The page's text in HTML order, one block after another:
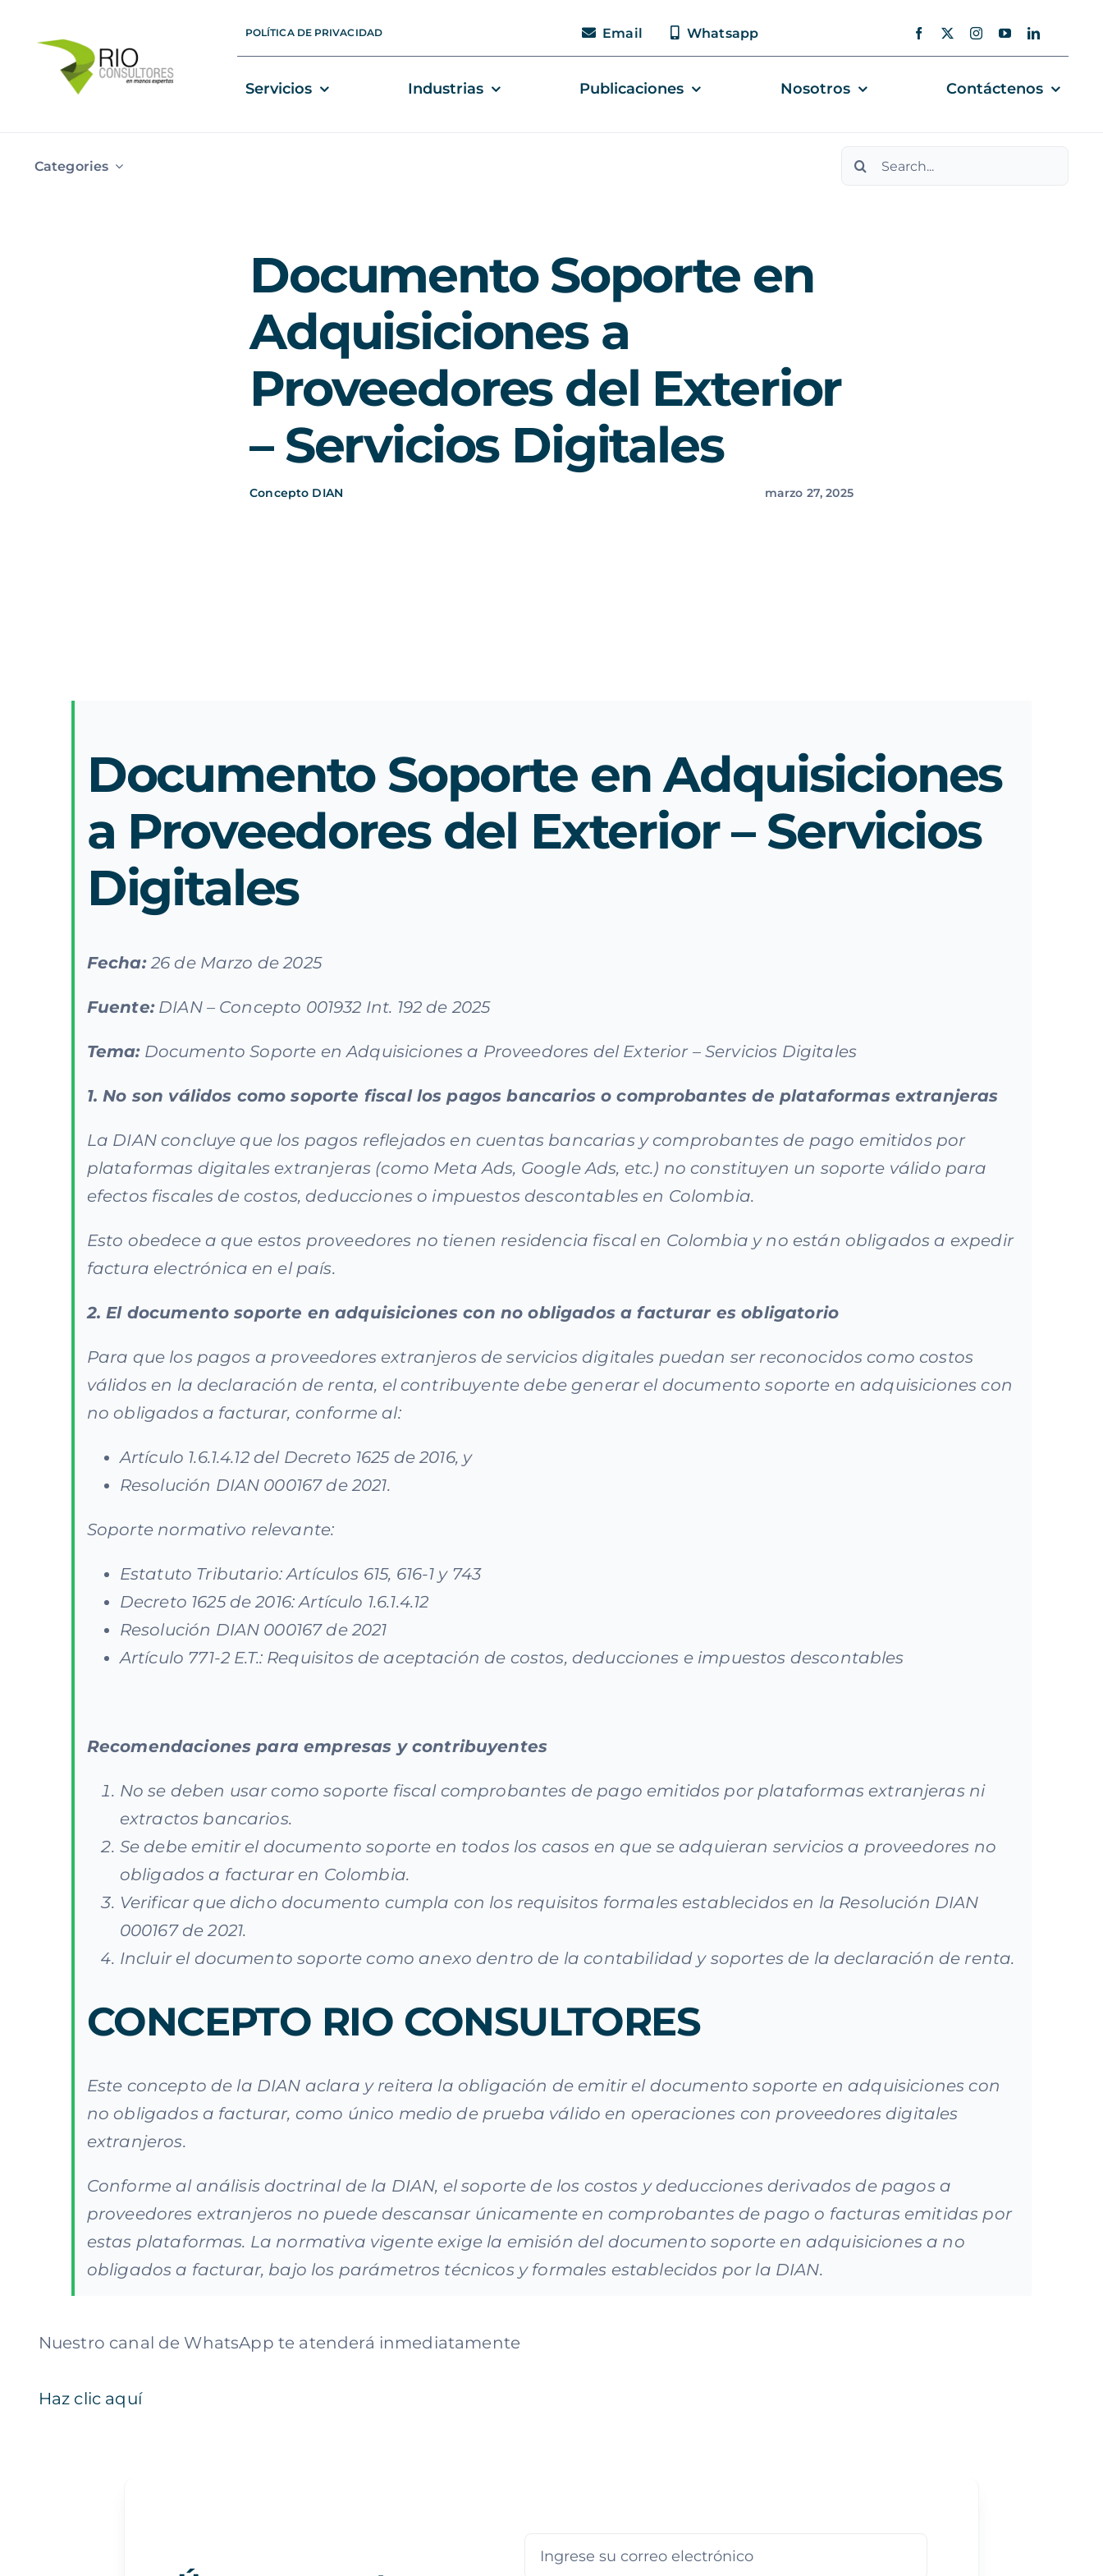
content
POLÍTICA DE PRIVACIDAD Email Whatsapp
Servicios Industrias Publicaciones Nosotros Contáctenos
Categories
Search
Documento Soporte en
Adquisiciones a
Proveedores del Exterior
– Servicios Digitales
Concepto DIAN marzo 27, 2025
Documento Soporte en Adquisiciones
a Proveedores del Exterior – Servicios
Digitales
Fecha:26 de Marzo de 2025
Fuente:DIAN – Concepto 001932 Int. 192 de 2025
Tema:Documento Soporte en Adquisiciones a Proveedores del Exterior – Servicios Digitales
1. No son válidos como soporte fiscal los pagos bancarios o comprobantes de plataformas extranjeras
La DIAN concluye que los pagos reflejados en cuentas bancarias y comprobantes de pago emitidos por
plataformas digitales extranjeras (como Meta Ads, Google Ads, etc.) no constituyen un soporte válido para
efectos fiscales de costos, deducciones o impuestos descontables en Colombia.
Esto obedece a que estos proveedores no tienen residencia fiscal en Colombia y no están obligados a expedir
factura electrónica en el país.
2.El documento soporte en adquisiciones con no obligados a facturar es obligatorio
Para que los pagos a proveedores extranjeros de servicios digitales puedan ser reconocidos como costos
válidos en la declaración de renta, el contribuyente debe generar el documento soporte en adquisiciones con
no obligados a facturar, conforme al:
Artículo 1.6.1.4.12 del Decreto 1625 de 2016, y
Resolución DIAN 000167 de 2021.
Soporte normativo relevante:
Estatuto Tributario: Artículos 615, 616-1 y 743
Decreto 1625 de 2016: Artículo 1.6.1.4.12
Resolución DIAN 000167 de 2021
Artículo 771-2 E.T.: Requisitos de aceptación de costos, deducciones e impuestos descontables
Recomendaciones para empresas y contribuyentes
No se deben usar como soporte fiscal comprobantes de pago emitidos por plataformas extranjeras ni
extractos bancarios.
Se debe emitir el documento soporte en todos los casos en que se adquieran servicios a proveedores no
obligados a facturar en Colombia.
Verificar que dicho documento cumpla con los requisitos formales establecidos en la Resolución DIAN
000167 de 2021.
Incluir el documento soporte como anexodentro de la contabilidad y soportes de la declaración de renta.
CONCEPTO RIO CONSULTORES
Este concepto de la DIAN aclara y reitera la obligación de emitir el documento soporte en adquisiciones con
no obligados a facturar, como único medio de prueba válido en operaciones con proveedores digitales
extranjeros.
Conforme al análisis doctrinal de la DIAN, el soporte de los costos y deducciones derivados de pagos a
proveedores extranjeros no puede descansar únicamente en comprobantes de pago o facturas emitidas por
estas plataformas. La normativa vigente exige la emisión del documento soporte en adquisiciones a no
obligados a facturar, bajo los parámetros técnicos y formales establecidos por la DIAN.
Nuestro canal de WhatsApp te atenderá inmediatamente
Haz clic aquí